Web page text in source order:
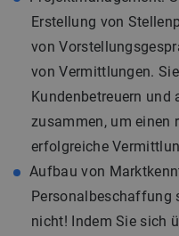
Erstellung von
von
von Vermittlungen.
Kundenbetreuern und
zusammen, um einen
erfolgreiche
Aufbau von
Personalbeschaffung
nicht! Indem Sie sich